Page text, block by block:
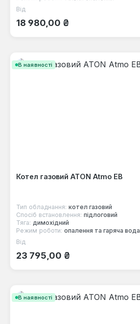
Звичайна ціна:
Від
18 980,00 ₴
В наявності
Котел газовий ATON Atmo ЕВ
Тип обладнання: котел газовий
Спосіб встановлення: підлоговий
Тяга: димохідний
Режим роботи: опалення та гаряча вода
Звичайна ціна:
Від
23 795,00 ₴
В наявності